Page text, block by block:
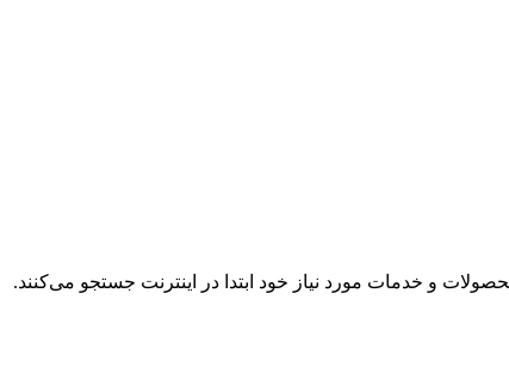
و خدمات مورد نیاز خود ابتدا در اینترنت جستجو می‌کنند.